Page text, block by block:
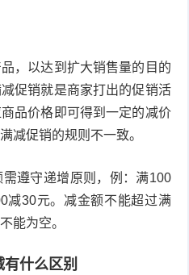
，以达到扩大销售量的目的
促销就是商家打出的促销活
品价格即可得到一定的减价
减促销的规则不一致。
遵守递增原则，例：满100
减30元。减金额不能超过满
能为空。‍
什么区别